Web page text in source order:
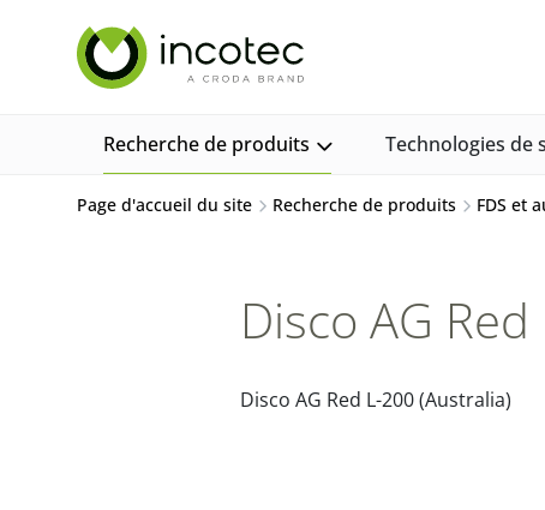
Recherche de produits Technologies de
Page d'accueil du site Recherche de produits FDS et
Disco AG
Disco AG Red L-200 (Australia)